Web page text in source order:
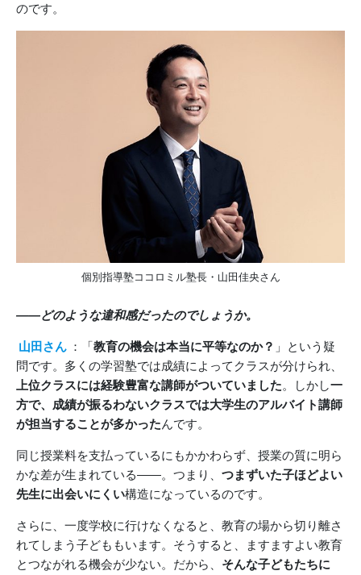
のです。
個別指導塾ココロミル塾長・山田佳央さん
――どのような違和感だったのでしょうか。
山田さん ：「教育の機会は本当に平等なのか？ 」という疑
問です。多くの学習塾では成績によってクラスが分けられ、
上位クラスには経験豊富な講師がついていました。しかし一
方で、成績が振るわないクラスでは大学生のアルバイト講師
が担当することが多かったんです。
同じ授業料を支払っているにもかかわらず、授業の質に明ら
かな差が生まれている――。つまり、 つまずいた子ほどよい
先生に出会いにくい構造になっているのです。
さらに、一度学校に行けなくなると、教育の場から切り離さ
れてしまう子どももいます。そうすると、ますますよい教育
とつながれる機会が少ない。だから、 そんな子どもたちに